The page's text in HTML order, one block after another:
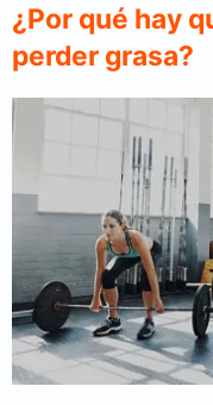
¿Por qué hay
perder grasa?